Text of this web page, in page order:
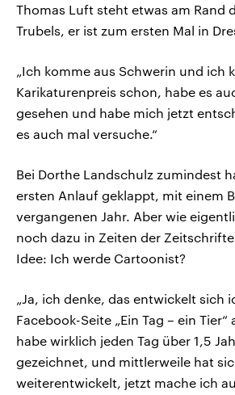
Thomas Luft steht etwas am Rand
Trubels, er ist zum ersten Mal in
„Ich komme aus Schwerin und ich
Karikaturenpreis schon, habe es
gesehen und habe mich jetzt
es auch mal versuche.“
Bei Dorthe Landschulz zumindest
ersten Anlauf geklappt, mit einem
vergangenen Jahr. Aber wie
noch dazu in Zeiten der
Idee: Ich werde Cartoonist?
„Ja, ich denke, das entwickelt sich
Facebook-Seite „Ein Tag – ein
habe wirklich jeden Tag über 1,5
gezeichnet, und mittlerweile hat
weiterentwickelt, jetzt mache ich